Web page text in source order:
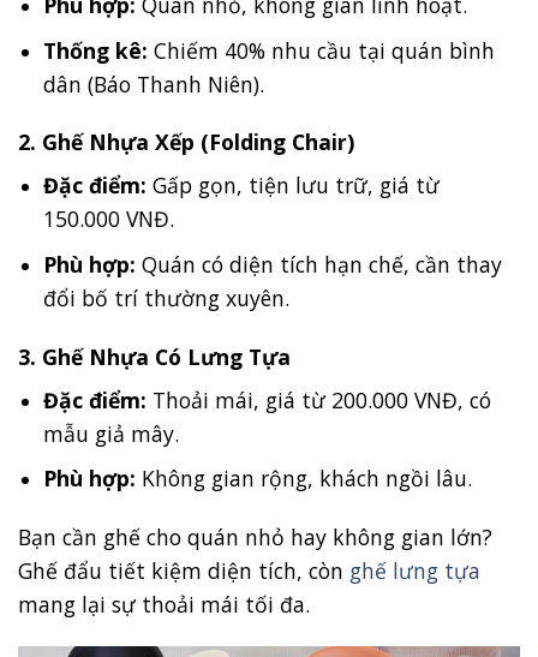
Thống kê: Chiếm 40% nhu cầu tại quán bình
dân (Báo Thanh Niên).
2. Ghế Nhựa Xếp (Folding Chair)
Đặc điểm: Gấp gọn, tiện lưu trữ, giá từ
150.000 VNĐ.
Phù hợp: Quán có diện tích hạn chế, cần thay
đổi bố trí thường xuyên.
3. Ghế Nhựa Có Lưng Tựa
Đặc điểm: Thoải mái, giá từ 200.000 VNĐ, có
mẫu giả mây.
Phù hợp: Không gian rộng, khách ngồi lâu.
Bạn cần ghế cho quán nhỏ hay không gian lớn?
Ghế đẩu tiết kiệm diện tích, còn ghế lưng tựa
mang lại sự thoải mái tối đa.